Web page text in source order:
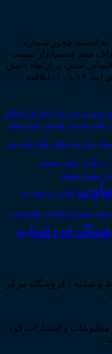
استناد مجوز شماره
تحقق اهداف سند چشم‌انداز بیست
مبنی بر ارتقاء دانش
حقوقی جامعه و ترویج فرهنگ قانونمداری (بند ۱۶ و ۱۰) ابلاغیه
وحدت رویه اجاره اجرای احکام
اعاده_دادرسی اعتراض_ثالث اعسار
انتقال_مال_غیر انحلال_نکاح بانک بیمه
داوری دعاوی_تصرف
سقوط_تعهدات
قوانین_و_مقررات
مشروح مذاکرات نظام قضایی
قوه قضاییه
و سمیه ، فروشگاه مرکز
و انتشارات قوه
.